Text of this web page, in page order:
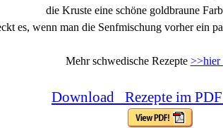
die Kruste eine schöne goldbraune
es, wenn man die Senfmischung vorher ein
Mehr schwedische Rezepte >>hier
Download Rezepte im